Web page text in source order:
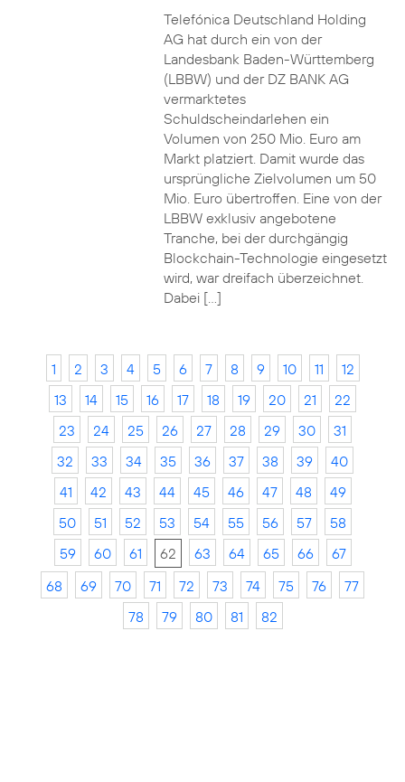
Telefónica Deutschland Holding
AG hat durch ein von der
Landesbank Baden-Württemberg
(LBBW) und der DZ BANK AG
vermarktetes
Schuldscheindarlehen ein
Volumen von 250 Mio. Euro am
Markt platziert. Damit wurde das
ursprüngliche Zielvolumen um 50
Mio. Euro übertroffen. Eine von der
LBBW exklusiv angebotene
Tranche, bei der durchgängig
Blockchain-Technologie eingesetzt
wird, war dreifach überzeichnet.
Dabei […]
1 2 3 4 5 6 7 8 9 10 11
12
13
14 15 16 17 18 19 20 21
22
23
24 25 26 27 28 29 30
31
32
33 34 35 36 37 38 39
40
41
42 43 44 45 46 47 48
49
50
51 52 53 54 55 56 57
58
59
60 61 62 63 64 65 66
67
68
69 70 71 72 73 74 75 76
77
78
79 80 81 82